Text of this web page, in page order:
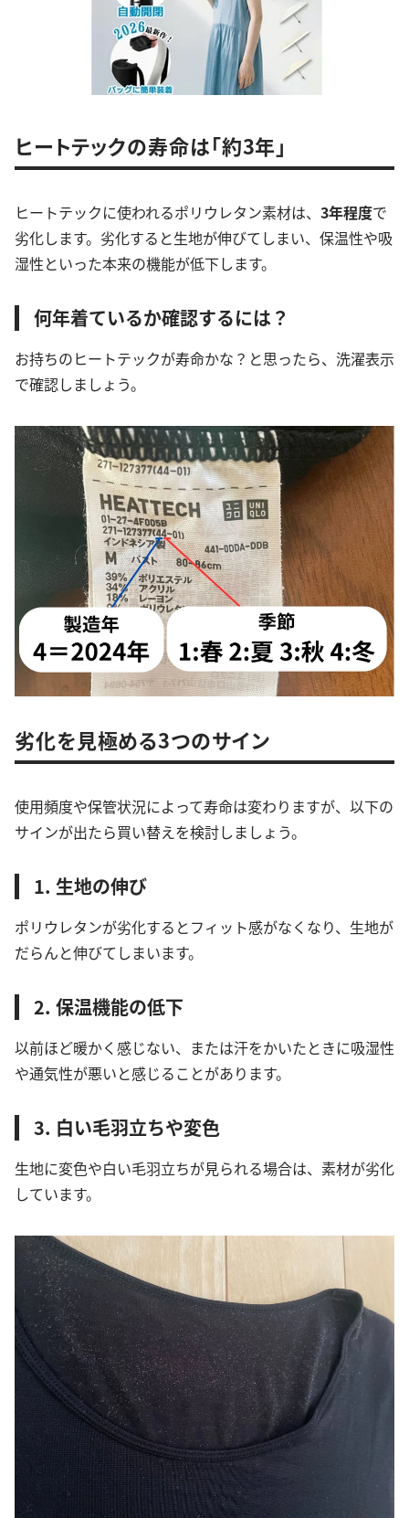
ヒートテックの寿命は「約3年」
ヒートテックに使われるポリウレタン素材は、 3年程度で
劣化します。劣化すると生地が伸びてしまい、保温性や吸
湿性といった本来の機能が低下します。
何年着ているか確認するには？
お持ちのヒートテックが寿命かな？と思ったら、洗濯表示
で確認しましょう。
劣化を見極める3つのサイン
使用頻度や保管状況によって寿命は変わりますが、以下の
サインが出たら買い替えを検討しましょう。
1. 生地の伸び
ポリウレタンが劣化するとフィット感がなくなり、生地が
だらんと伸びてしまいます。
2. 保温機能の低下
以前ほど暖かく感じない、または汗をかいたときに吸湿性
や通気性が悪いと感じることがあります。
3. 白い毛羽立ちや変色
生地に変色や白い毛羽立ちが見られる場合は、素材が劣化
しています。